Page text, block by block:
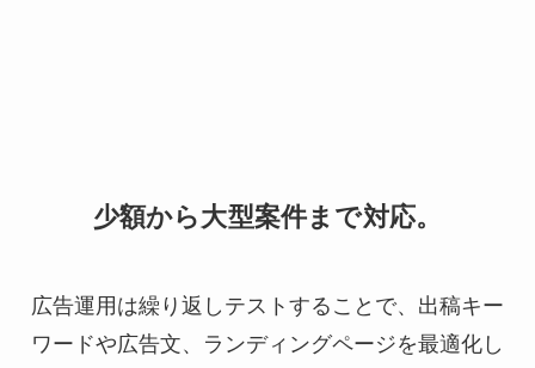
少額から大型案件まで対応。
広告運用は繰り返しテストすることで、出稿キー
ワードや広告文、ランディングページを最適化し